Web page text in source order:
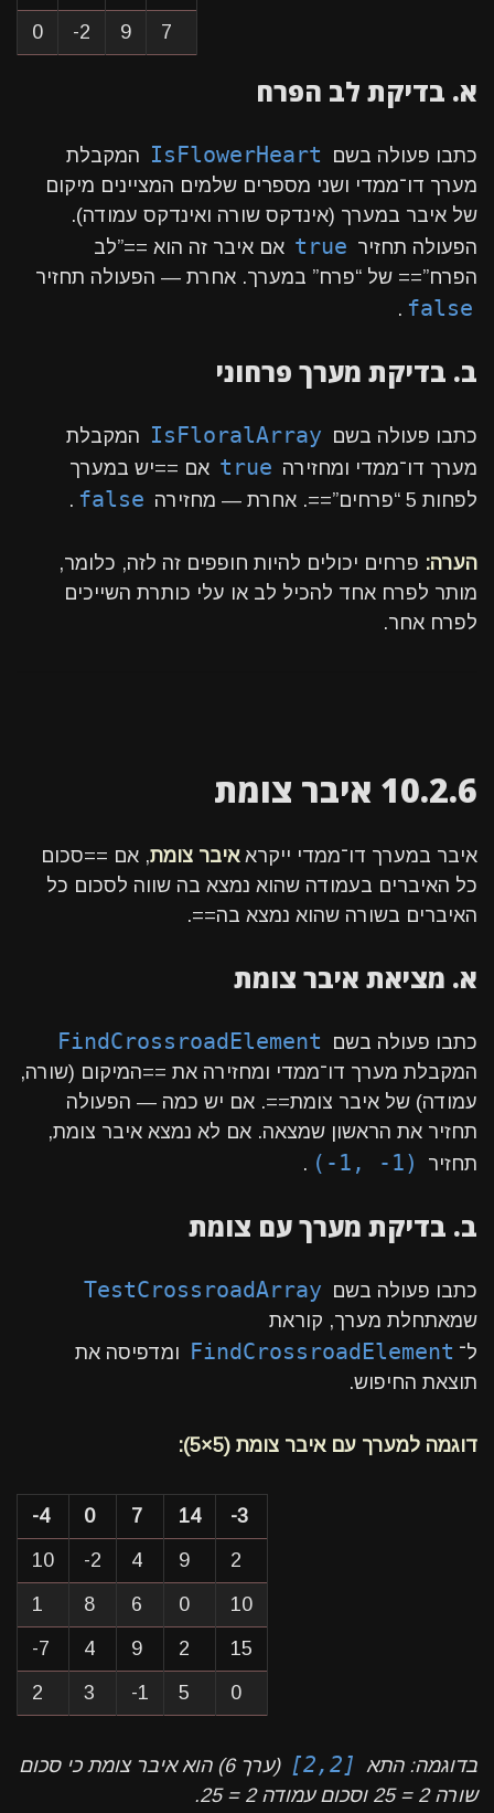
0
-2 9 7
א. בדיקת לב הפרח
כתבו פעולה בשם IsFlowerHeart המקבלת
מערך דו־ממדי ושני מספרים שלמים המציינים מיקום
של איבר במערך (אינדקס שורה ואינדקס עמודה).
הפעולה תחזיר true אם איבר זה הוא ==”לב
הפרח”== של “פרח” במערך. אחרת — הפעולה תחזיר
false
.
ב. בדיקת מערך פרחוני
כתבו פעולה בשם IsFloralArray המקבלת
מערך דו־ממדי ומחזירה true אם ==יש במערך
לפחות 5 “פרחים”==. אחרת — מחזירה
false
.
הערה: פרחים יכולים להיות חופפים זה לזה, כלומר,
מותר לפרח אחד להכיל לב או עלי כותרת השייכים
לפרח אחר.
10.2.6 איבר צומת
איבר במערך דו־ממדי ייקראאיבר צומת, אם ==סכום
כל האיברים בעמודה שהוא נמצא בה שווה לסכום כל
האיברים בשורה שהוא נמצא בה==.
א. מציאת איבר צומת
כתבו פעולה בשם FindCrossroadElement
המקבלת מערך דו־ממדי ומחזירה את ==המיקום (שורה,
עמודה) של איבר צומת==. אם יש כמה — הפעולה
תחזיר את הראשון שמצאה. אם לא נמצא איבר צומת,
תחזיר
(-1, -1)
.
ב. בדיקת מערך עם צומת
כתבו פעולה בשם TestCrossroadArray
שמאתחלת מערך, קוראת
ל־ FindCrossroadElement
ומדפיסה את
תוצאת החיפוש.
דוגמה למערך עם איבר צומת (5×5):
-4 0 7 14
-3
10
-2 4 9
2
1
8 6 0
10
-7
4 9 2
15
2
3 -1 5 0
בדוגמה: התא [2,2]
(ערך 6) הוא איבר צומת כי סכום
שורה 2 = 25 וסכום עמודה 2 = 25.